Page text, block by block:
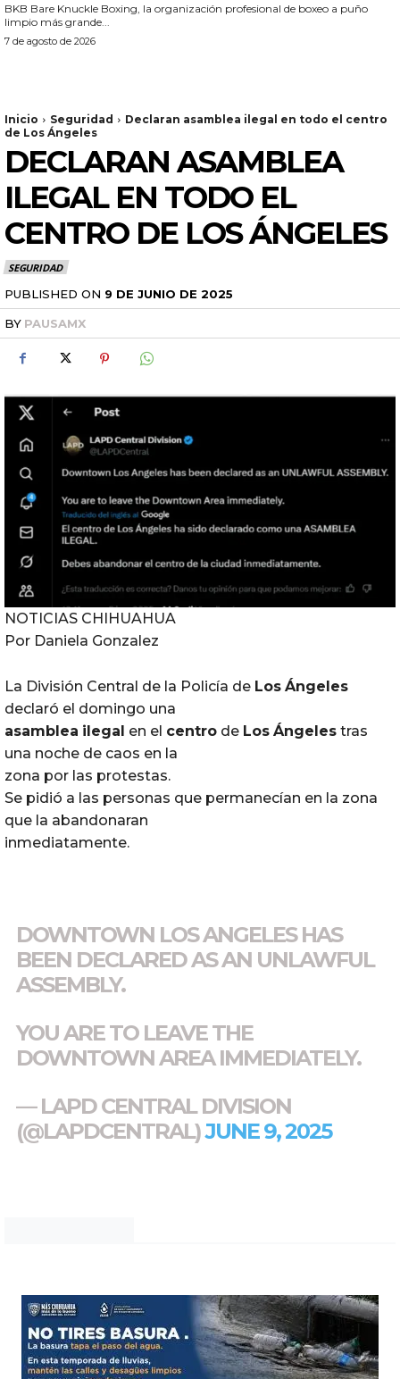
BKB Bare Knuckle Boxing, la organización profesional de boxeo a puño
limpio más grande...
7 de agosto de 2026